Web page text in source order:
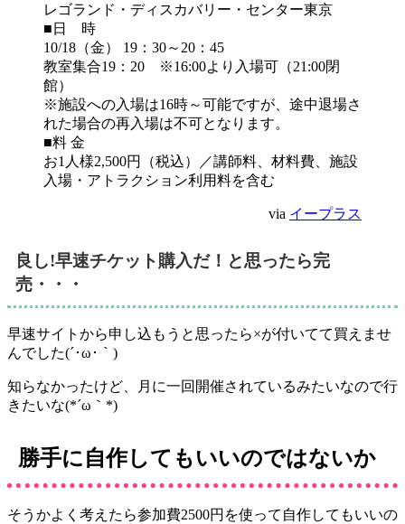
レゴランド・ディスカバリー・センター東京
■日 時
10/18（金） 19：30～20：45
教室集合19：20 ※16:00より入場可（21:00閉
館）
※施設への入場は16時～可能ですが、途中退場さ
れた場合の再入場は不可となります。
■料 金
お1人様2,500円（税込）／講師料、材料費、施設
入場・アトラクション利用料を含む
via イープラス
良し!早速チケット購入だ！と思ったら完
売・・・
早速サイトから申し込もうと思ったら×が付いてて買えませ
んでした(´･ω･｀)
知らなかったけど、月に一回開催されているみたいなので行
きたいな(*´ω｀*)
勝手に自作してもいいのではないか
そうかよく考えたら参加費2500円を使って自作してもいいの